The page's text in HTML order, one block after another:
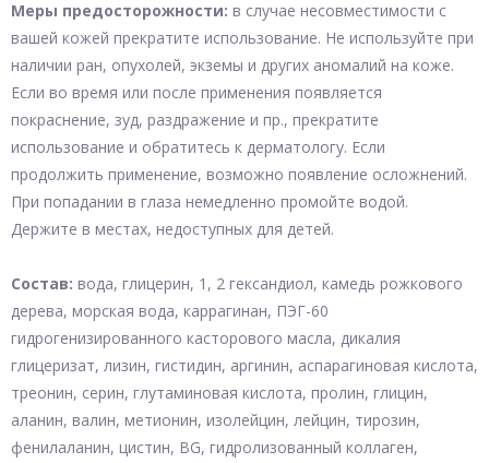
Меры предосторожности: в случае несовместимости с
вашей кожей прекратите использование. Не используйте при
наличии ран, опухолей, экземы и других аномалий на коже.
Если во время или после применения появляется
покраснение, зуд, раздражение и пр., прекратите
использование и обратитесь к дерматологу. Если
продолжить применение, возможно появление осложнений.
При попадании в глаза немедленно промойте водой.
Держите в местах, недоступных для детей.
Состав: вода, глицерин, 1, 2 гександиол, камедь рожкового
дерева, морская вода, каррагинан, ПЭГ-60
гидрогенизированного касторового масла, дикалия
глицеризат, лизин, гистидин, аргинин, аспарагиновая кислота,
треонин, серин, глутаминовая кислота, пролин, глицин,
аланин, валин, метионин, изолейцин, лейцин, тирозин,
фенилаланин, цистин, BG, гидролизованный коллаген,